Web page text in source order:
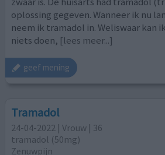
oplossing gegeven. Wanneer ik nu
neem ik tramadol in. Weliswaar kan
niets doen, [lees meer...]
geef mening
Tramadol
24-04-2022 | Vrouw | 36
tramadol (50mg)
Zenuwpijn